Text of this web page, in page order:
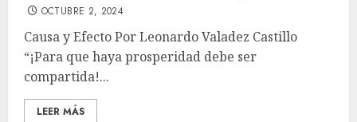
OCTUBRE 2, 2024
Causa y Efecto Por Leonardo Valadez Castillo
“¡Para que haya prosperidad debe ser
compartida!...
LEER MÁS